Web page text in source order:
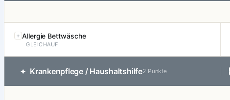
Allergie Bettwäsche
GLEICHAUF
✦ Krankenpflege / Haushaltshilfe2 Punkte